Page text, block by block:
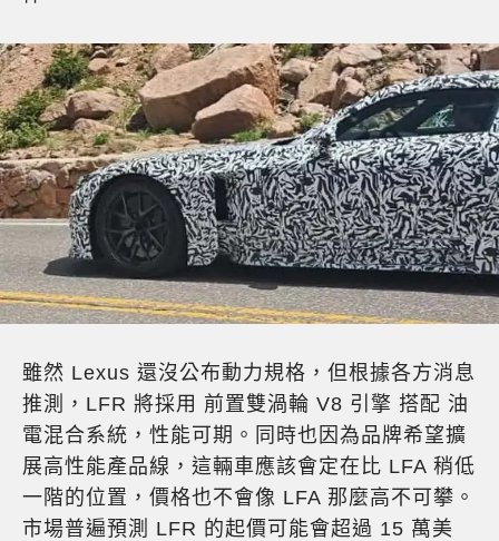
雖然 Lexus 還沒公布動力規格，但根據各方消息
推測，LFR 將採用 前置雙渦輪 V8 引擎 搭配 油
電混合系統，性能可期。同時也因為品牌希望擴
展高性能產品線，這輛車應該會定在比 LFA 稍低
一階的位置，價格也不會像 LFA 那麼高不可攀。
市場普遍預測 LFR 的起價可能會超過 15 萬美